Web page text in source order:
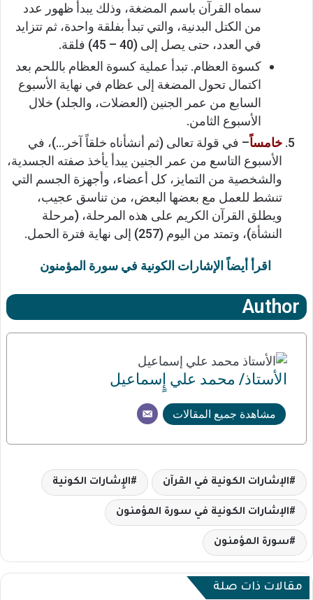
سماه القرآن باسم المضغة، وذلك يبدأ ظهور عدد
من الكتل البدنية، والتي تبدأ بفلقة واحدة، ثم تتزايد
في العدد، حتى يصل إلى (40 – 45) فلقة.
كسوة العظام. تبدأ عملية كسوة العظام باللحم بعد
اكتمال تحول المضغة إلى عظام في نهاية الأسبوع
السابع من عمر الجنين (العضلات، والجلد) خلال
الأسبوع الثامن.
خامساً– في قولة تعالى (ثم أنشأناه خلقاً آخر…)، في
الأسبوع التاسع من عمر الجنين يبدأ يأخذ صفته الجسدية،
والشخصية من التمايز، كل أعضاء، وأجهزة الجسم التي
تنشط للعمل مع بعضها البعض، من تناسق عجيب،
ويطلق القرآن الكريم على هذه المرحلة، (مرحلة
النشأة)، وتمتد من اليوم (257) إلى نهاية فترة الحمل.
اقرأ أيضاً الإشارات الكونية في سورة المؤمنون
Author
الأستاذ/ محمد علي إٍسماعيل
مشاهدة جميع المقالات
الإشارات الكونية في القرآن الإِشارات الكونية
الإشارات الكونية في سورة المؤمنون
سورة المؤمنون
مقالات ذات صلة